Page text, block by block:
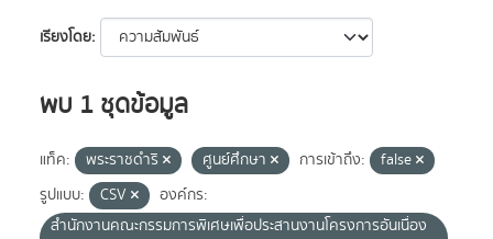
เรียงโดย
พบ 1 ชุดข้อมูล
แท็ค: พระราชดำริ ศูนย์ศึกษา การเข้าถึง:
false
รูปแบบ:
CSV
องค์กร:
สำนักงานคณะกรรมการพิเศษเพื่อประสานงานโครงการอันเนื่อง